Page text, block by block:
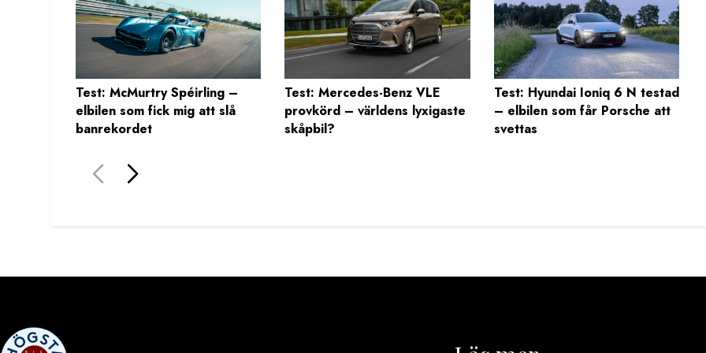
Test: McMurtry Spéirling –
elbilen som fick mig att slå
banrekordet
Test: Mercedes-Benz VLE
provkörd – världens lyxigaste
skåpbil?
Test: Hyundai Ioniq 6 N testad
– elbilen som får Porsche att
svettas